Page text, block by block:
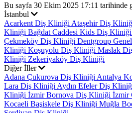
Bu sayfa 30 Ekim 2025 17:11 tarihinde
İstanbul
Acarkent Diş Kliniği Ataşehir Diş
Kliniği Bağdat Caddesi Kids Diş Kliniği
Çekmeköy Diş Kliniği Dentgroup
Kliniği Koşuyolu Diş Kliniği Maslak
Kliniği Zekeriyaköy Diş Kliniği
Diğer İller
Adana Çukurova Diş Kliniği Antalya
Lara Diş Kliniği Aydın Efeler Diş
Kliniği İzmir Bornova Diş Kliniği İzmir
Kocaeli Başiskele Diş Kliniği Muğla